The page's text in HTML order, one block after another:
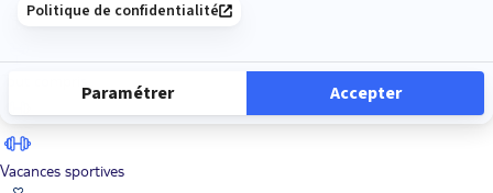
Vacances sportives